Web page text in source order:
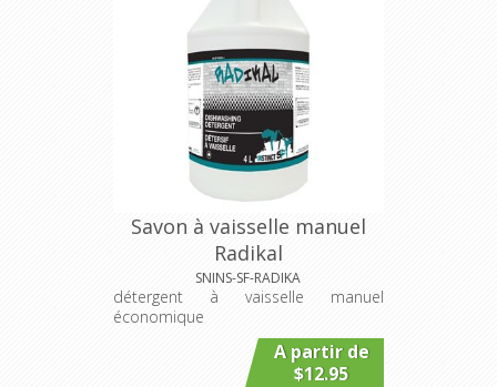
Savon à vaisselle manuel
Radikal
SNINS-SF-RADIKA
détergent à vaisselle manuel
économique
A partir de
$12.95